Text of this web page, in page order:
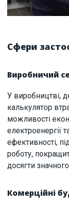
Сфери
Виробничий
У виробництві,
калькулятор
можливості
електроенергії
ефективності,
роботу,
досягти
Комерційні